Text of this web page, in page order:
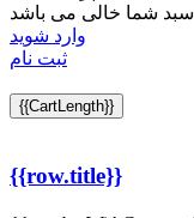
سبد شما خالی می باشد
وارد شوید
ثبت نام
{{CartLength}}
{{row.title}}